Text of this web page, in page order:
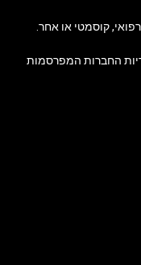
קוסמטי או אחר.
החברות המפרסמות